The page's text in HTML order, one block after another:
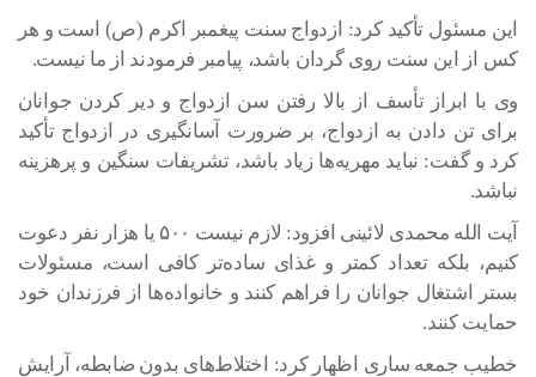
این مسئول تأکید کرد: ازدواج سنت پیغمبر اکرم (ص) است و هر
کس از این سنت روی گردان باشد، پیامبر فرمودند از ما نیست.
وی با ابراز تأسف از بالا رفتن سن ازدواج و دیر کردن جوانان
برای تن دادن به ازدواج، بر ضرورت آسانگیری در ازدواج تأکید
کرد و گفت: نباید مهریه‌ها زیاد باشد، تشریفات سنگین و پرهزینه
نباشد.
آیت الله محمدی لائینی افزود: لازم نیست ۵۰۰ یا هزار نفر دعوت
کنیم، بلکه تعداد کمتر و غذای ساده‌تر کافی است، مسئولات
بستر اشتغال جوانان را فراهم کنند و خانواده‌ها از فرزندان خود
حمایت کنند.
خطیب جمعه ساری اظهار کرد: اختلاط‌های بدون ضابطه، آرایش